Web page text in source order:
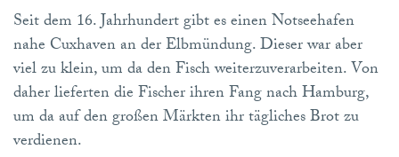
Seit dem 16. Jahrhundert gibt es einen Notseehafen
nahe Cuxhaven an der Elbmündung. Dieser war aber
viel zu klein, um da den Fisch weiterzuverarbeiten. Von
daher lieferten die Fischer ihren Fang nach Hamburg,
um da auf den großen Märkten ihr tägliches Brot zu
verdienen.